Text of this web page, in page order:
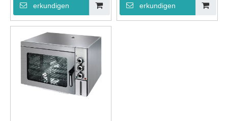
erkundigen erkundigen